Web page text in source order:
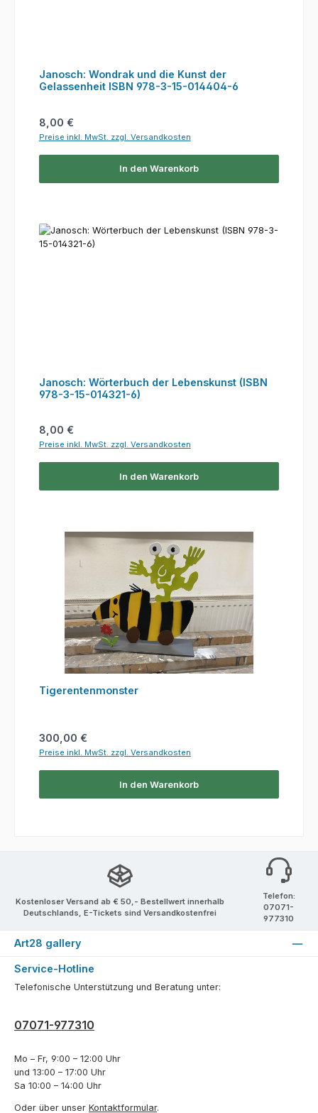
Janosch: Wondrak und die Kunst der
Gelassenheit ISBN 978-3-15-014404-6
Regulärer Preis:
8,00 €
Preise inkl. MwSt. zzgl. Versandkosten
In den Warenkorb
Janosch: Wörterbuch der Lebenskunst (ISBN
978-3-15-014321-6)
Regulärer Preis:
8,00 €
Preise inkl. MwSt. zzgl. Versandkosten
In den Warenkorb
Tigerentenmonster
Regulärer Preis:
300,00 €
Preise inkl. MwSt. zzgl. Versandkosten
In den Warenkorb
Kostenloser Versand ab € 50,- Bestellwert innerhalb
Deutschlands, E-Tickets sind Versandkostenfrei
Telefon:
07071-
977310
Art28 gallery
Service-Hotline
Telefonische Unterstützung und Beratung unter:
07071-977310
Mo – Fr, 9:00 – 12:00 Uhr
und 13:00 – 17:00 Uhr
Sa 10:00 – 14:00 Uhr
Oder über unser Kontaktformular.